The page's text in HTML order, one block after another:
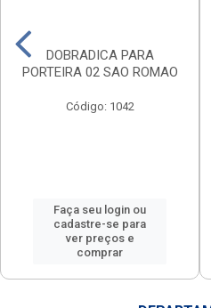
DOBRADICA PARA
PORTEIRA 02 SAO ROMAO
Código: 1042
Faça seu login ou
cadastre-se para
ver preços e
comprar